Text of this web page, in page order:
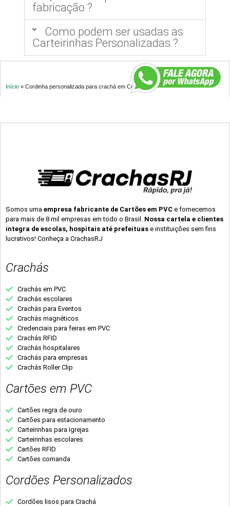
fabricação ?
Como podem ser usadas as
Carteirinhas Personalizadas ?
Início » Cordinha personalizada para crachá em Cotia – SP
Somos uma empresa fabricante de Cartões em PVC e fornecemos
para mais de 8 mil empresas em todo o Brasil. Nossa cartela e clientes
integra de escolas, hospitais até prefeituas e instituições sem fins
lucrativos! Conheça a CrachasRJ
Crachás
Crachás em PVC
Crachás escolares
Crachás para Eventos
Crachás magnéticos
Credenciais para feiras em PVC
Crachás RFID
Crachás hospitalares
Crachás para empresas
Crachás Roller Clip
Cartões em PVC
Cartões regra de ouro
Cartões para estacionamento
Carteirinhas para igrejas
Carteirinhas escolares
Cartões RFID
Cartões comanda
Cordões Personalizados
Cordões lisos para Crachá